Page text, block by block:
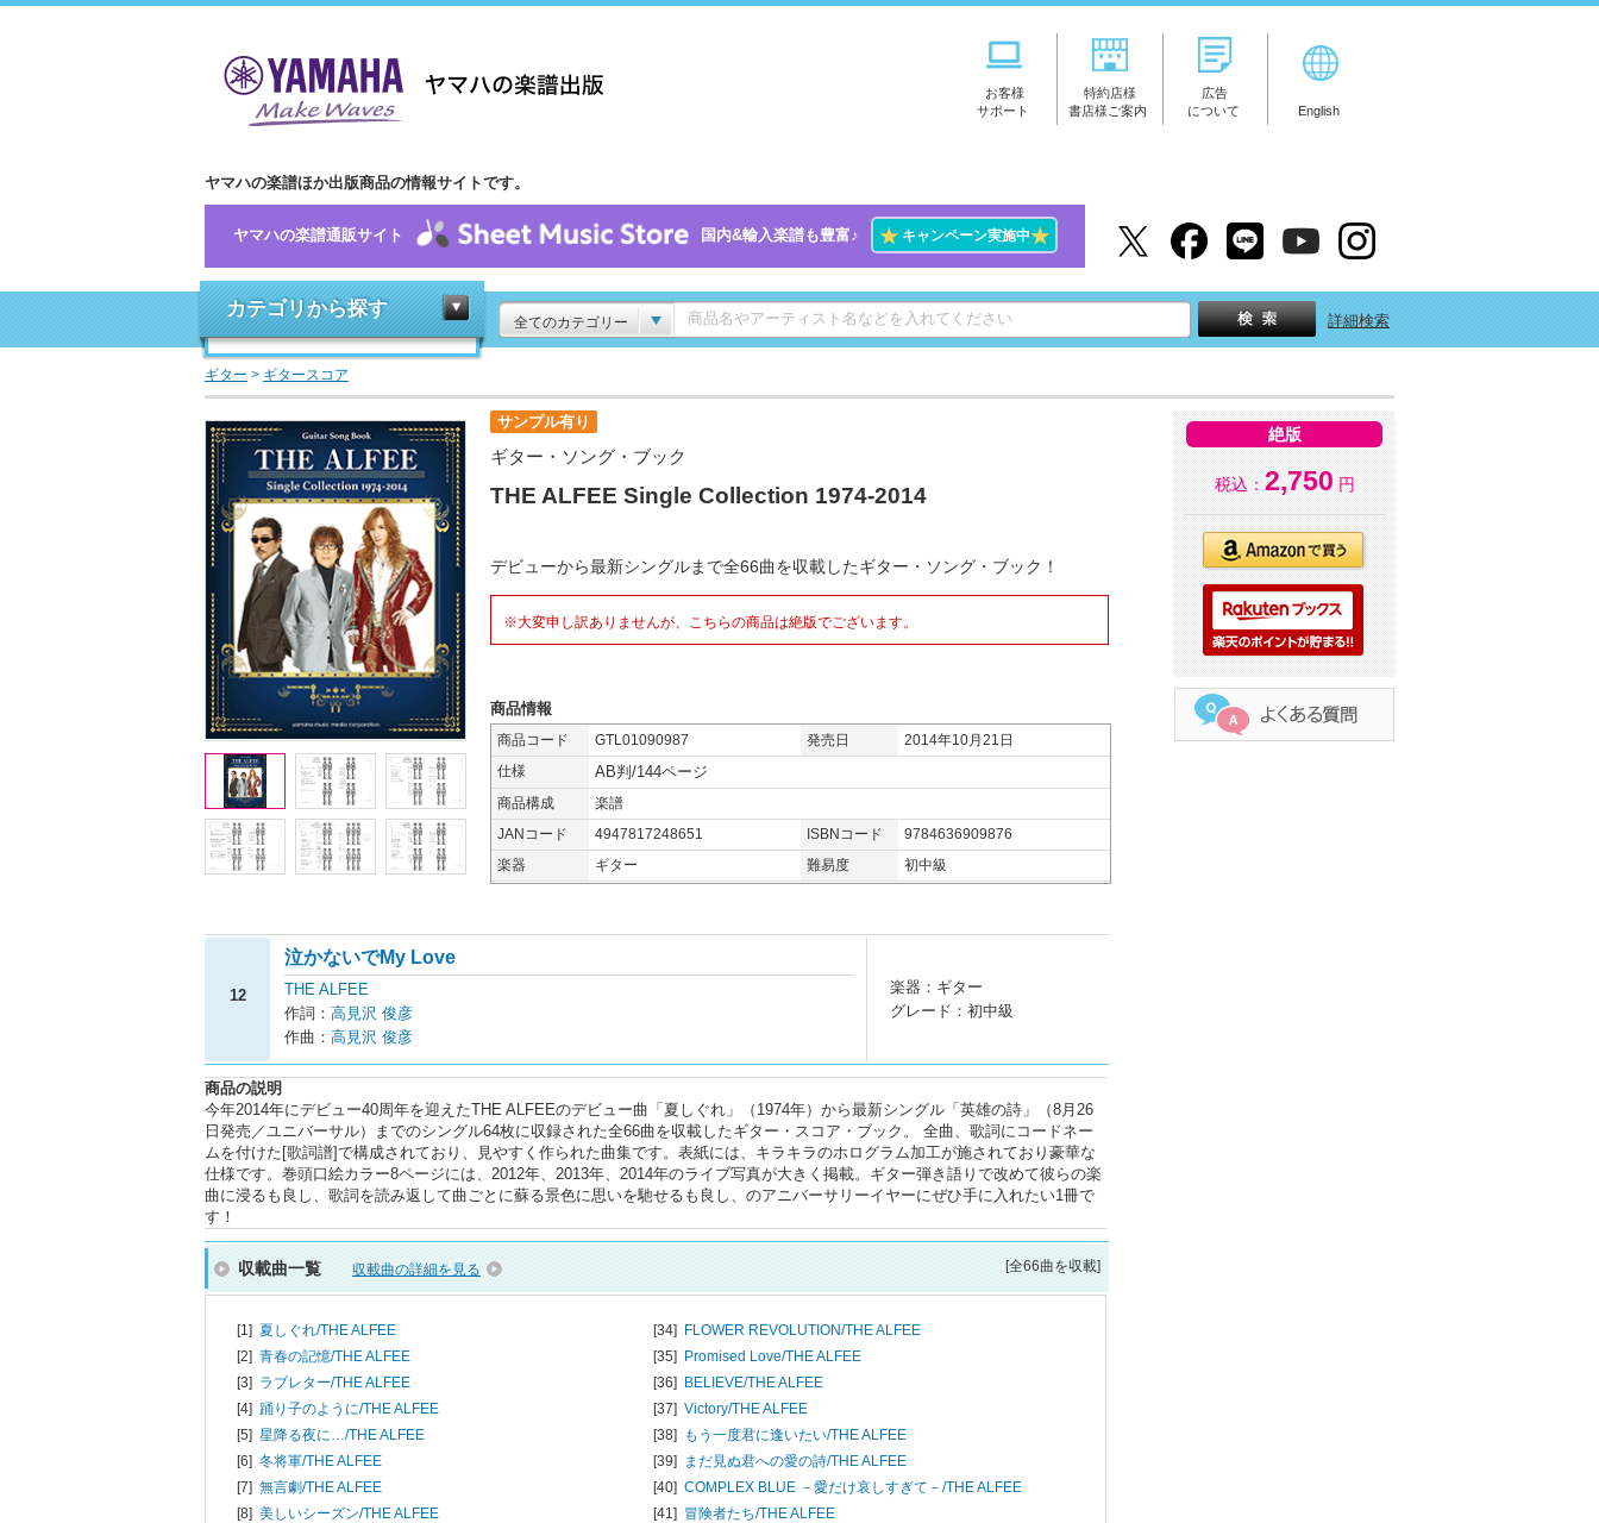
お客様
サポート
特約店様
書店様ご案内
広告
について
English
ヤマハの楽譜ほか出版商品の情報サイトです。
ヤマハの楽譜通販サイト 国内&輸入楽譜も豊富♪ ★キャンペーン実施中★
カテゴリから探す
全てのカテゴリー 詳細検索
ギター > ギタースコア
サンプル有り
ギター・ソング・ブック
THE ALFEE Single Collection 1974-2014
デビューから最新シングルまで全66曲を収載したギター・ソング・ブック！
※大変申し訳ありませんが、こちらの商品は絶版でございます。
商品情報
商品コード GTL01090987 発売日
2014年10月21日
仕様
AB判/144ページ
商品構成
楽譜
JANコード
4947817248651 ISBNコード
9784636909876
楽器
ギター 難易度 初中級
12
泣かないでMy Love
THE ALFEE
作詞： 高見沢 俊彦
作曲： 高見沢 俊彦
楽器：ギター
グレード：初中級
商品の説明
今年2014年にデビュー40周年を迎えたTHE ALFEEのデビュー曲「夏しぐれ」（1974年）から最新シングル「英雄の詩」（8月26
日発売／ユニバーサル）までのシングル64枚に収録された全66曲を収載したギター・スコア・ブック。 全曲、歌詞にコードネー
ムを付けた[歌詞譜]で構成されており、見やすく作られた曲集です。表紙には、キラキラのホログラム加工が施されており豪華な
仕様です。巻頭口絵カラー8ページには、2012年、2013年、2014年のライブ写真が大きく掲載。ギター弾き語りで改めて彼らの楽
曲に浸るも良し、歌詞を読み返して曲ごとに蘇る景色に思いを馳せるも良し、のアニバーサリーイヤーにぜひ手に入れたい1冊で
す！
収載曲一覧 収載曲の詳細を見る [全66曲を収載]
[1] 夏しぐれ/THE ALFEE
[2] 青春の記憶/THE ALFEE
[3] ラブレター/THE ALFEE
[4] 踊り子のように/THE ALFEE
[5] 星降る夜に…/THE ALFEE
[6] 冬将軍/THE ALFEE
[7] 無言劇/THE ALFEE
[8] 美しいシーズン/THE ALFEE
[34] FLOWER REVOLUTION/THE ALFEE
[35] Promised Love/THE ALFEE
[36] BELIEVE/THE ALFEE
[37] Victory/THE ALFEE
[38] もう一度君に逢いたい/THE ALFEE
[39] まだ見ぬ君への愛の詩/THE ALFEE
[40] COMPLEX BLUE －愛だけ哀しすぎて－/THE ALFEE
[41] 冒険者たち/THE ALFEE
絶版
税込： 2,750 円